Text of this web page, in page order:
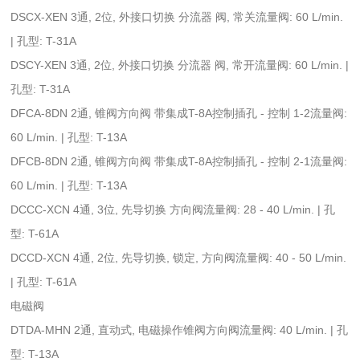
DSCX-XEN 3通, 2位, 外接口切换 分流器 阀, 常关流量阀: 60 L/min.
| 孔型: T-31A
DSCY-XEN 3通, 2位, 外接口切换 分流器 阀, 常开流量阀: 60 L/min. |
孔型: T-31A
DFCA-8DN 2通, 锥阀方向阀 带集成T-8A控制插孔 - 控制 1-2流量阀:
60 L/min. | 孔型: T-13A
DFCB-8DN 2通, 锥阀方向阀 带集成T-8A控制插孔 - 控制 2-1流量阀:
60 L/min. | 孔型: T-13A
DCCC-XCN 4通, 3位, 先导切换 方向阀流量阀: 28 - 40 L/min. | 孔
型: T-61A
DCCD-XCN 4通, 2位, 先导切换, 锁定, 方向阀流量阀: 40 - 50 L/min.
| 孔型: T-61A
电磁阀
DTDA-MHN 2通, 直动式, 电磁操作锥阀方向阀流量阀: 40 L/min. | 孔
型: T-13A